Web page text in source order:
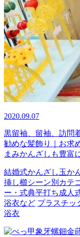
2020.09.07
黒留袖、留袖、訪問
勧めな髪飾り｜お求
まみかんざしも豊富
結婚式かんざし玉か
挿し櫛シーン別カテ
ー・式典平打ち 成人
浴衣など プラスチッ
浴衣